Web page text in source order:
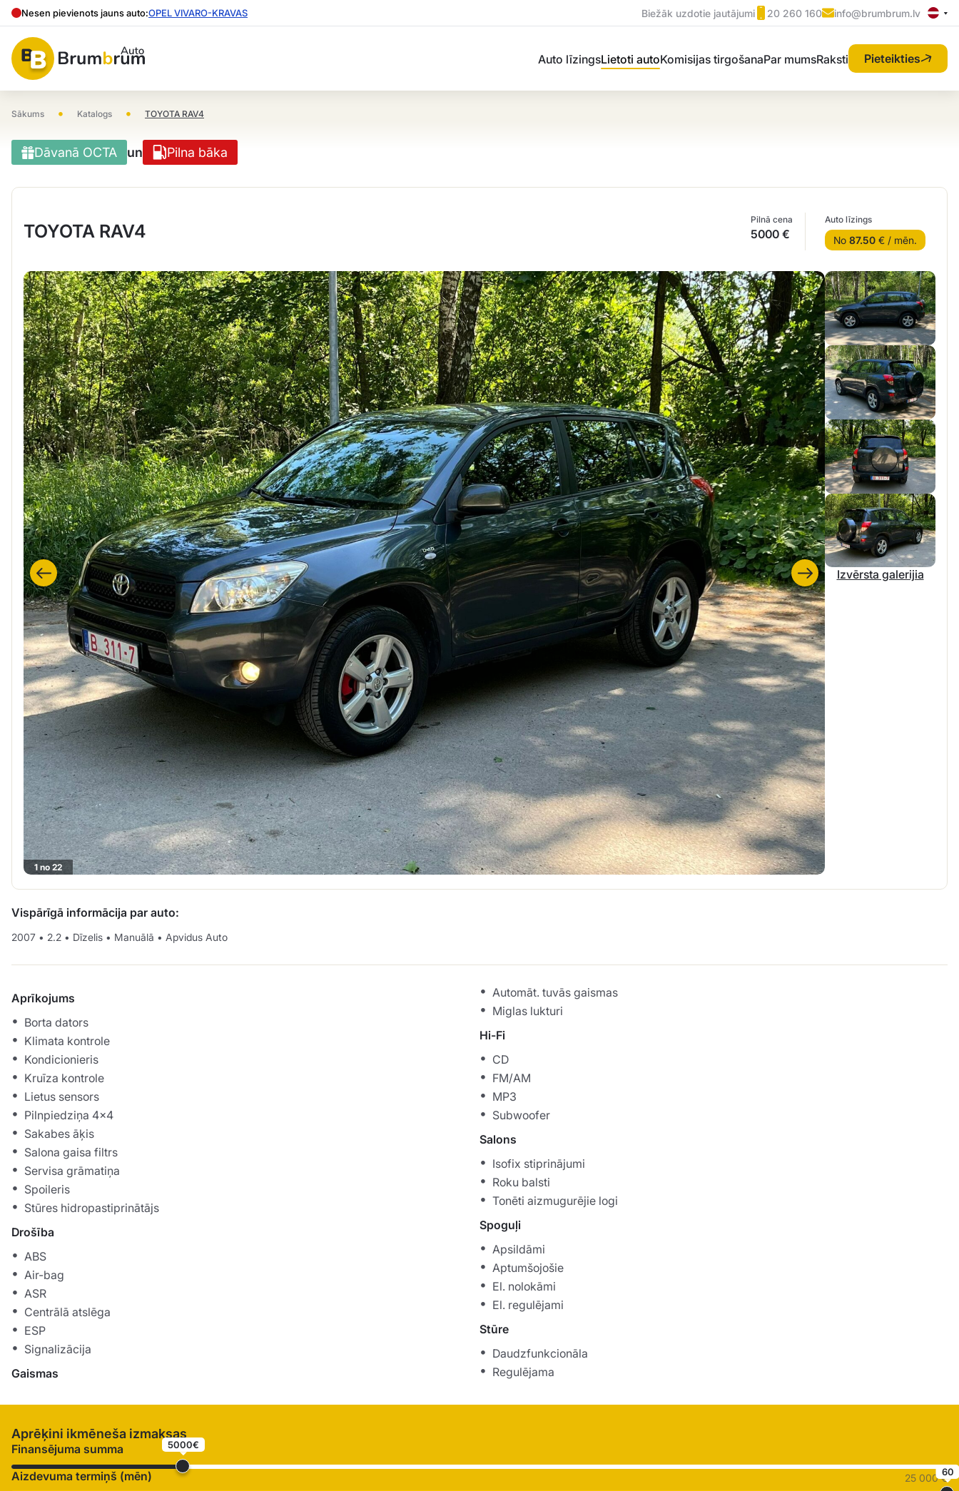
Nesen pievienots jauns auto:OPEL VIVARO-KRAVAS Biežāk uzdotie jautājumi 20 260 160 info@brumbrum.lv
Auto līzingsLietoti autoKomisijas tirgošanaPar mumsRaksti Pieteikties
Sākums • Katalogs • TOYOTA RAV4
Dāvanā OCTA un Pilna bāka
TOYOTA RAV4
Pilnā cena
5000 €
Auto līzings
No 87.50 € / mēn.
1 no 22
Izvērsta galerijia
Vispārīgā informācija par auto:
2007 • 2.2 • Dīzelis • Manuālā • Apvidus Auto
Aprīkojums
Borta dators
Klimata kontrole
Kondicionieris
Kruīza kontrole
Lietus sensors
Pilnpiedziņa 4x4
Sakabes āķis
Salona gaisa filtrs
Servisa grāmatiņa
Spoileris
Stūres hidropastiprinātājs
Drošība
ABS
Air-bag
ASR
Centrālā atslēga
ESP
Signalizācija
Gaismas
Automāt. tuvās gaismas
Miglas lukturi
Hi-Fi
CD
FM/AM
MP3
Subwoofer
Salons
Isofix stiprinājumi
Roku balsti
Tonēti aizmugurējie logi
Spoguļi
Apsildāmi
Aptumšojošie
El. nolokāmi
El. regulējami
Stūre
Daudzfunkcionāla
Regulējama
Aprēķini ikmēneša izmaksas
Finansējuma summa 5000€
25 000 €
Aizdevuma termiņš (mēn) 60